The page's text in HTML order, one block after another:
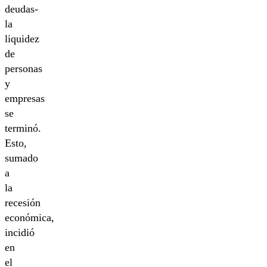
deudas-
la
liquidez
de
personas
y
empresas
se
terminó.
Esto,
sumado
a
la
recesión
económica,
incidió
en
el